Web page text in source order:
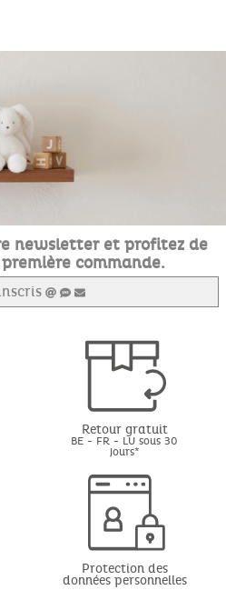
newsletter et profitez de
commande.
Retour gratuit
BE - FR - LU sous 30
jours*
Protection des
données personnelles